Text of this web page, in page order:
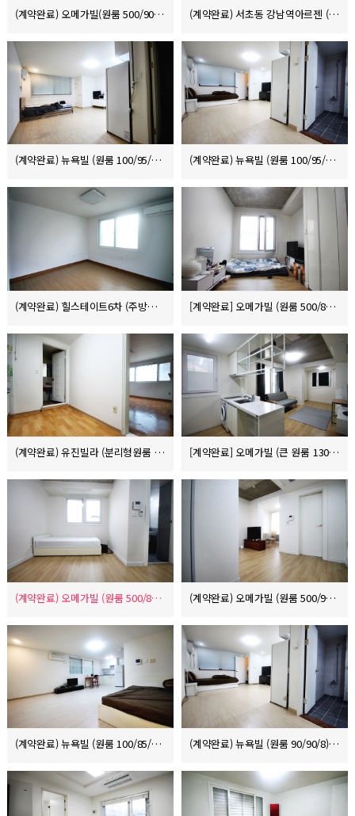
(계약완료) 오메가빌(원룸 500/90/5) (계약완료) 서초동 강남역아르젠 (원룸원거실 1000/125)
(계약완료) 뉴욕빌 (원룸 100/95/8) (계약완료) 뉴욕빌 (원룸 100/95/8)
(계약완료) 힐스테이트6차 (주방분리원룸 1000/70/9) [계약완료] 오메가빌 (원룸 500/84/10)
(계약완료) 유진빌라 (분리형원룸 5000/43/8) [계약완료] 오메가빌 (큰 원룸 130/130)
(계약완료) 오메가빌 (원룸 500/80) (계약완료) 오메가빌 (원룸 500/90)
(계약완료) 뉴욕빌 (원룸 100/85/8) (계약완료) 뉴욕빌 (원룸 90/90/8)